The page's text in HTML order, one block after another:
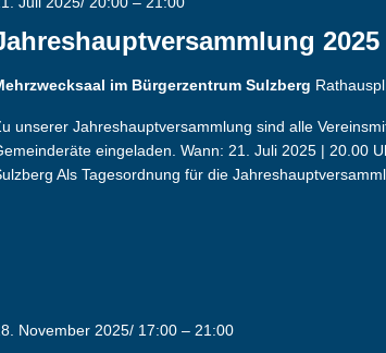
2025
im Bürgerzentrum Sulzberg
unserer Jahreshauptversammlung sind alle
eingeladen. Wann: 21. Juli 2025 | 20.00
Als Tagesordnung für die
November 2025/ 17:00 – 21:00